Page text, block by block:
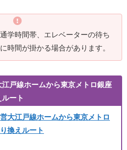
学時間帯、エレベーターの待ち
時間が掛かる場合があります。
江戸線ホームから東京メトロ銀座
ート
大江戸線ホームから東京メトロ
換えルート